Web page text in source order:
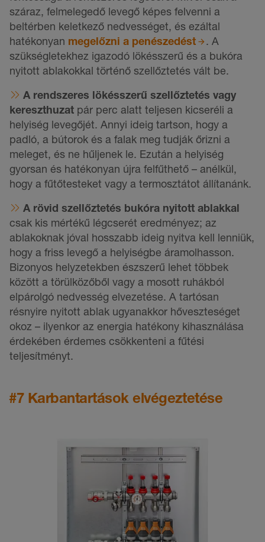
száraz, felmelegedő levegő képes felvenni a
beltérben keletkező nedvességet, és ezáltal
hatékonyan megelőzni a penészedést
. A
szükségletekhez igazodó lökésszerű és a bukóra
nyitott ablakokkal történő szellőztetés vált be.
A rendszeres lökésszerű szellőztetés vagy
kereszthuzat pár perc alatt teljesen kicseréli a
helyiség levegőjét. Annyi ideig tartson, hogy a
padló, a bútorok és a falak meg tudják őrizni a
meleget, és ne hűljenek le. Ezután a helyiség
gyorsan és hatékonyan újra felfűthető – anélkül,
hogy a fűtőtesteket vagy a termosztátot állítanánk.
A rövid szellőztetés bukóra nyitott ablakkal
csak kis mértékű légcserét eredményez; az
ablakoknak jóval hosszabb ideig nyitva kell lenniük,
hogy a friss levegő a helyiségbe áramolhasson.
Bizonyos helyzetekben észszerű lehet többek
között a törülközőből vagy a mosott ruhákból
elpárolgó nedvesség elvezetése. A tartósan
résnyire nyitott ablak ugyanakkor hőveszteséget
okoz – ilyenkor az energia hatékony kihasználása
érdekében érdemes csökkenteni a fűtési
teljesítményt.
#7 Karbantartások elvégeztetése